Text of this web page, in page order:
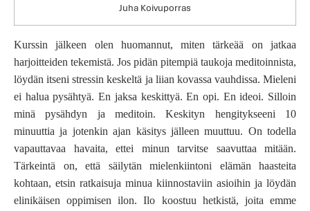
Juha Koivuporras
Kurssin jälkeen olen huomannut, miten tärkeää on jatkaa
harjoitteiden tekemistä. Jos pidän pitempiä taukoja meditoinnista,
löydän itseni stressin keskeltä ja liian kovassa vauhdissa. Mieleni
ei halua pysähtyä. En jaksa keskittyä. En opi. En ideoi. Silloin
minä pysähdyn ja meditoin. Keskityn hengitykseeni 10
minuuttia ja jotenkin ajan käsitys jälleen muuttuu. On todella
vapauttavaa havaita, ettei minun tarvitse saavuttaa mitään.
Tärkeintä on, että säilytän mielenkiintoni elämän haasteita
kohtaan, etsin ratkaisuja minua kiinnostaviin asioihin ja löydän
elinikäisen oppimisen ilon. Ilo koostuu hetkistä, joita emme